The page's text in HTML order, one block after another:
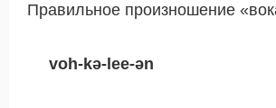
Правильное произношение
voh-kə-lee-ən